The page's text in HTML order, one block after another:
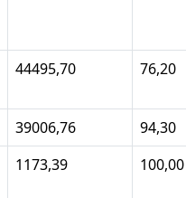
44495,70 76,20
39006,76 94,30
1173,39 100,00